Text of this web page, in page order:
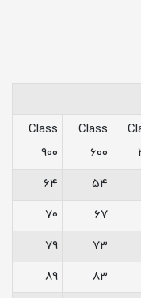
Class
600
Class
900
54
64
67
70
73
79
83
89